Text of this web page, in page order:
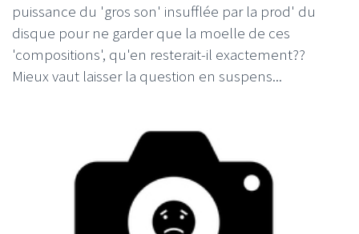
puissance du 'gros son' insufflée par la prod' du
disque pour ne garder que la moelle de ces
'compositions', qu'en resterait-il exactement??
Mieux vaut laisser la question en suspens...